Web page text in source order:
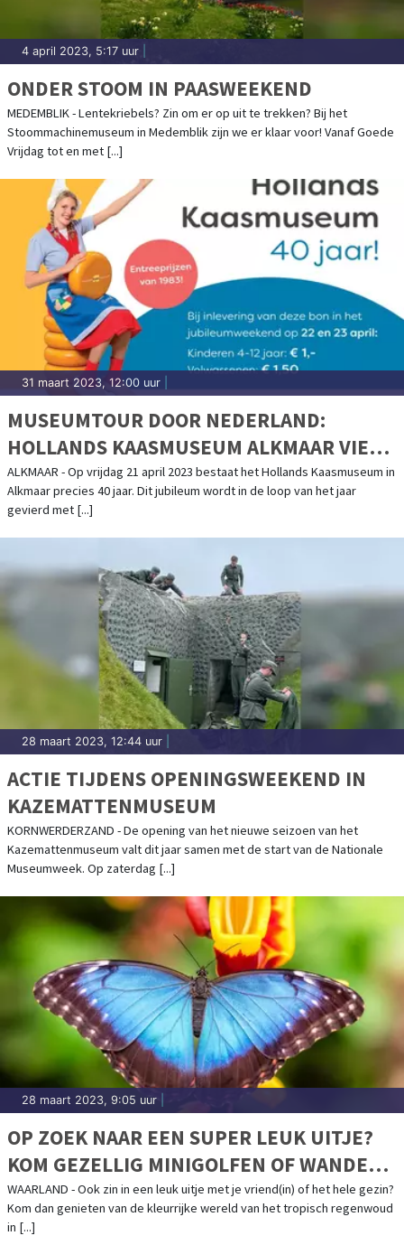
4 april 2023, 5:17 uur
ONDER STOOM IN PAASWEEKEND
MEDEMBLIK - Lentekriebels? Zin om er op uit te trekken? Bij het
Stoommachinemuseum in Medemblik zijn we er klaar voor! Vanaf Goede
Vrijdag tot en met [...]
31 maart 2023, 12:00 uur
MUSEUMTOUR DOOR NEDERLAND:
HOLLANDS KAASMUSEUM ALKMAAR VIERT
40-JARIG JUBILEUM
ALKMAAR - Op vrijdag 21 april 2023 bestaat het Hollands Kaasmuseum in
Alkmaar precies 40 jaar. Dit jubileum wordt in de loop van het jaar
gevierd met [...]
28 maart 2023, 12:44 uur
ACTIE TIJDENS OPENINGSWEEKEND IN
KAZEMATTENMUSEUM
KORNWERDERZAND - De opening van het nieuwe seizoen van het
Kazemattenmuseum valt dit jaar samen met de start van de Nationale
Museumweek. Op zaterdag [...]
28 maart 2023, 9:05 uur
OP ZOEK NAAR EEN SUPER LEUK UITJE?
KOM GEZELLIG MINIGOLFEN OF WANDEL
TUSSEN DE MOOISTE VLINDERS !
WAARLAND - Ook zin in een leuk uitje met je vriend(in) of het hele gezin?
Kom dan genieten van de kleurrijke wereld van het tropisch regenwoud
in [...]